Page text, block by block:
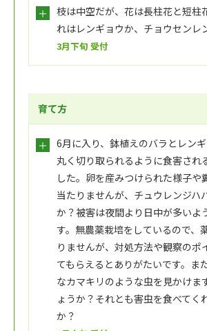
枝は中空だが、花は長柱花と短柱
れはレンギョウか、チョウセンレ
3月下旬 受付
育て方
6月に入り、鉢植えのバラとレンギ
丸く切り取られるように食害され
した。卵を産みつけられた様子や
当たりませんが、チュウレンジハ
か？被害は夜間より日中が多いよ
す。無農薬栽培をしているので、
りませんが、対処方法や観察のポ
てもらえるとありがたいです。ま
なカマキリのような虫を見かけま
ょうか？それとも害虫を食べてく
か？